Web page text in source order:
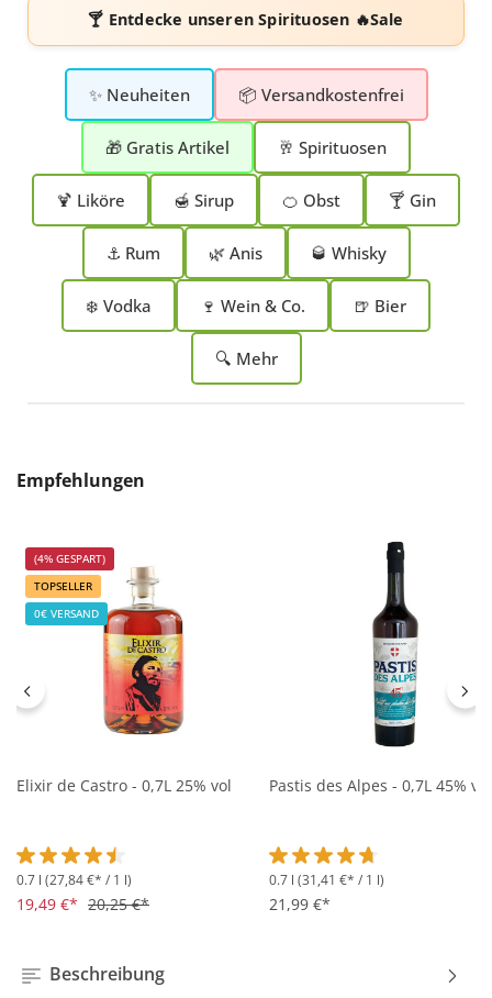
🍸 Entdecke unserenSpirituosen 🔥Sale
✨ Neuheiten 📦 Versandkostenfrei
🎁 Gratis Artikel 🥂 Spirituosen
🍹 Liköre 🍯 Sirup 🍊 Obst 🍸 Gin
⚓ Rum 🌿 Anis 🥃 Whisky
❄️ Vodka 🍷 Wein & Co. 🍺 Bier
🔍 Mehr
Produktgalerie überspringen
Empfehlungen
(4% GESPART)
TOPSELLER
0€ VERSAND
Elixir de Castro - 0,7L 25% vol
Durchschnittliche Bewertung von 4.5 von 5 Sternen
0.7 l (27,84 €* / 1 l)
19,49 €* 20,25 €*
Pastis des Alpes - 0,7L 45% vol
Durchschnittliche
0.7 l (31,41 €* / 1 l)
21,99 €*
Beschreibung